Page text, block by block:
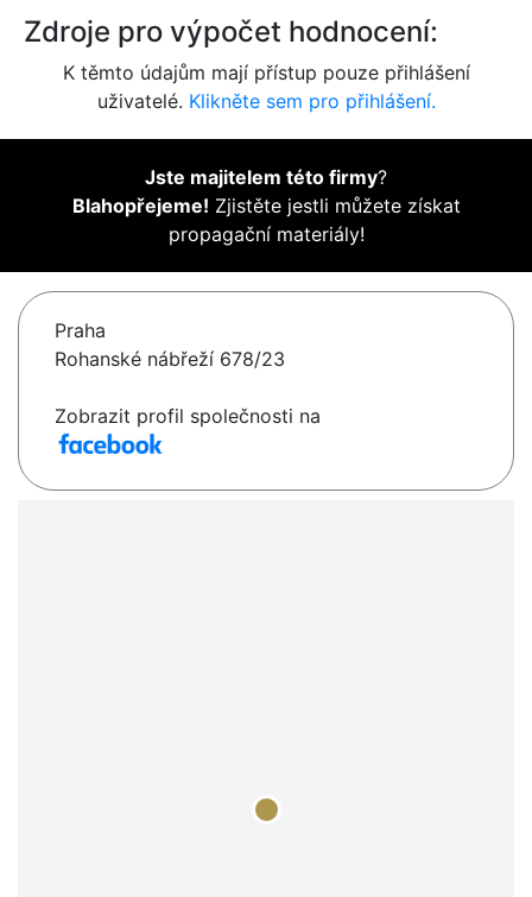
Zdroje pro výpočet hodnocení:
K těmto údajům mají přístup pouze přihlášení
uživatelé. Klikněte sem pro přihlášení.
Jste majitelem této firmy?
Blahopřejeme! Zjistěte jestli můžete získat
propagační materiály!
Praha
Rohanské nábřeží 678/23
Zobrazit profil společnosti na